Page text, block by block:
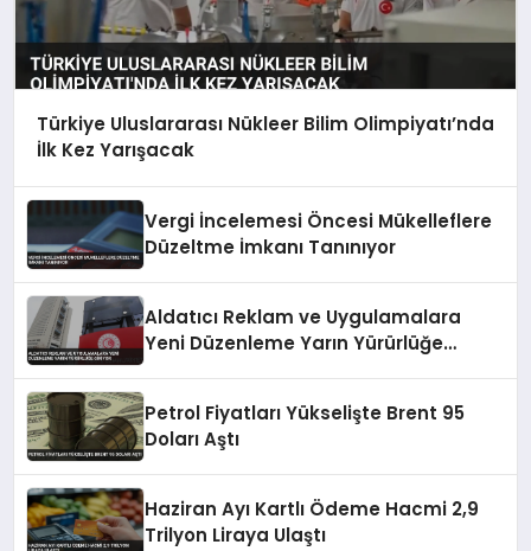
Türkiye Uluslararası Nükleer Bilim Olimpiyatı’nda
İlk Kez Yarışacak
Vergi İncelemesi Öncesi Mükelleflere
Düzeltme İmkanı Tanınıyor
Aldatıcı Reklam ve Uygulamalara
Yeni Düzenleme Yarın Yürürlüğe
Petrol Fiyatları Yükselişte Brent 95
Doları Aştı
Haziran Ayı Kartlı Ödeme Hacmi 2,9
Trilyon Liraya Ulaştı